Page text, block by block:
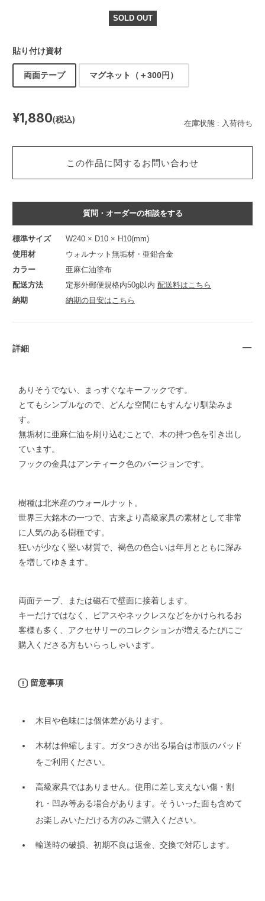
SOLD OUT
貼り付け資材
両面テープ マグネット（＋300円）
在庫状態 : 入荷待ち
¥1,880(税込)
この作品に関するお問い合わせ
質問・オーダーの相談をする
標準サイズ
W240 × D10 × H10(mm)
使用材
ウォルナット無垢材・亜鉛合金
カラー
亜麻仁油塗布
配送方法
定形外郵便規格内50g以内 配送料はこちら
納期
納期の目安はこちら
詳細
ありそうでない、まっすぐなキーフックです。
とてもシンプルなので、どんな空間にもすんなり馴染みま
す。
無垢材に亜麻仁油を刷り込むことで、木の持つ色を引き出し
ています。
フックの金具はアンティーク色のバージョンです。
樹種は北米産のウォールナット。
世界三大銘木の一つで、古来より高級家具の素材として非常
に人気のある樹種です。
狂いが少なく堅い材質で、褐色の色合いは年月とともに深み
を増してゆきます。
両面テープ、または磁石で壁面に接着します。
キーだけではなく、ピアスやネックレスなどをかけられるお
客様も多く、アクセサリーのコレクションが増えるたびにご
購入くださる方もいらっしゃいます。
留意事項
木目や色味には個体差があります。
木材は伸縮します。ガタつきが出る場合は市販のパッド
をご利用ください。
高級家具ではありません。使用に差し支えない傷・割
れ・凹み等ある場合があります。そういった面も含めて
お楽しみいただける方のみご購入ください。
輸送時の破損、初期不良は返金、交換で対応します。